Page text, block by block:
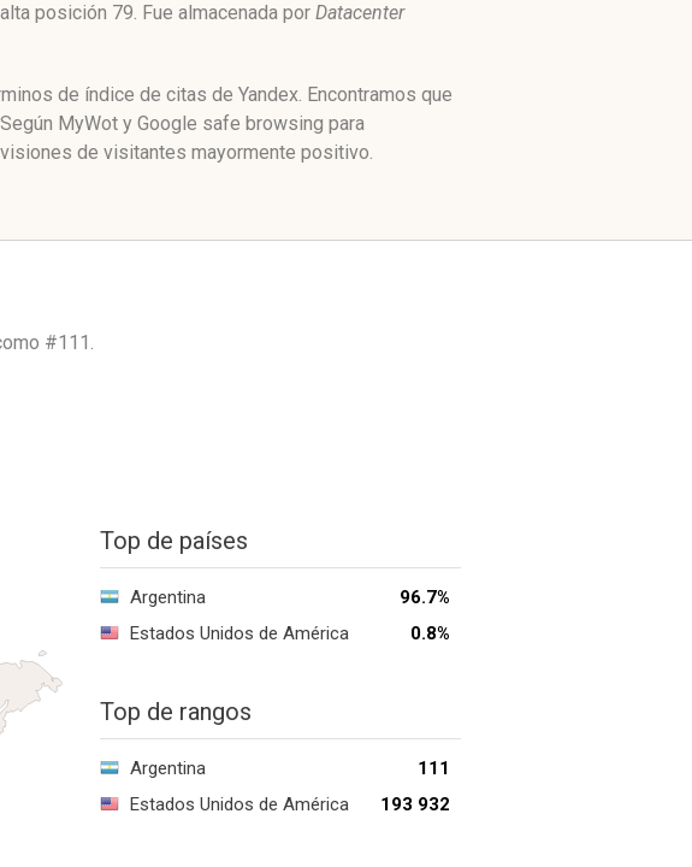
posición 79. Fue almacenada por Datacenter
de índice de citas de Yandex. Encontramos que
MyWot y Google safe browsing para
de visitantes mayormente positivo.
#111.
Top de países
Argentina
96.7%
Estados Unidos de América
0.8%
Top de rangos
Argentina
111
Estados Unidos de América
193 932